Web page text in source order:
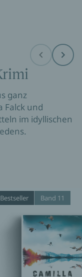
Before Next
ganz
Falck und
im idyllischen
Bestseller Band 11